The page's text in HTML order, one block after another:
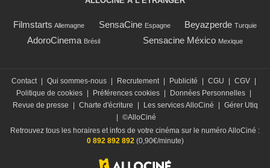
Filmstarts Allemagne SensaCine Espagne Beyazperde Turquie
AdoroCinema Brésil Sensacine México Mexique
Contact Qui sommes-nous Recrutement Publicité CGU CGV
Politique de cookies
Préférences cookies Données Personnelles
Revue de presse
Charte d'écriture Les services AlloCiné
Gérer Utiq
©AlloCiné
Retrouvez tous les horaires et infos de votre cinéma sur le numéro AlloCiné :
0 892 892 892(0,90€/minute)